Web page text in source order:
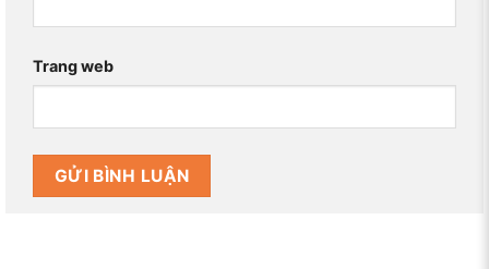
Trang web